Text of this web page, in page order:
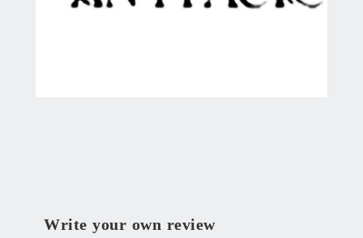
Write your own review